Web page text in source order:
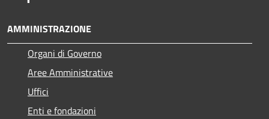
AMMINISTRAZIONE
Organi di Governo
Aree Amministrative
Uffici
Enti e fondazioni